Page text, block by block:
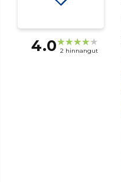
4.0 2 hinnangut